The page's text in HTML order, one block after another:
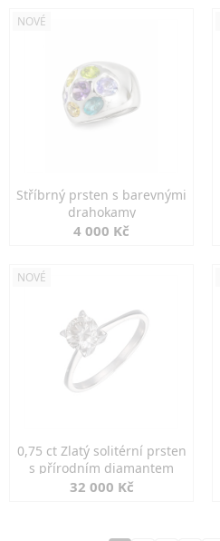
NOVÉ
Stříbrný prsten s barevnými
drahokamy
4 000 Kč
NOVÉ
0,75 ct Zlatý solitérní prsten
s přírodním diamantem
32 000 Kč